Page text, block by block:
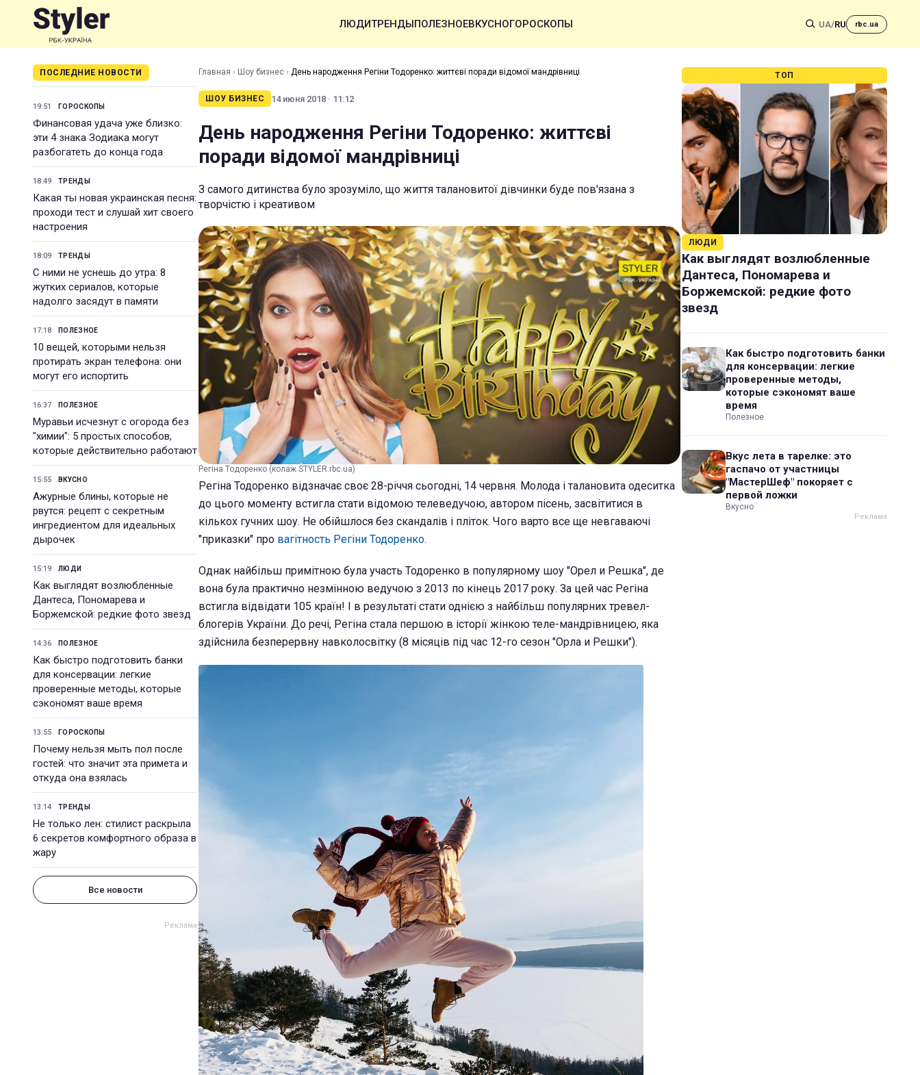
ЛЮДИТРЕНДЫПОЛЕЗНОЕВКУСНОГОРОСКОПЫ UA/RU rbc.ua
ПОСЛЕДНИЕ НОВОСТИ
19:51 ГОРОСКОПЫ
Финансовая удача уже близко:
эти 4 знака Зодиака могут
разбогатеть до конца года
18:49 ТРЕНДЫ
Какая ты новая украинская песня:
проходи тест и слушай хит своего
настроения
18:09 ТРЕНДЫ
С ними не уснешь до утра: 8
жутких сериалов, которые
надолго засядут в памяти
17:18 ПОЛЕЗНОЕ
10 вещей, которыми нельзя
протирать экран телефона: они
могут его испортить
16:37 ПОЛЕЗНОЕ
Муравьи исчезнут с огорода без
"химии": 5 простых способов,
которые действительно работают
15:55 ВКУСНО
Ажурные блины, которые не
рвутся: рецепт с секретным
ингредиентом для идеальных
дырочек
15:19 ЛЮДИ
Как выглядят возлюбленные
Дантеса, Пономарева и
Боржемской: редкие фото звезд
14:36 ПОЛЕЗНОЕ
Как быстро подготовить банки
для консервации: легкие
проверенные методы, которые
сэкономят ваше время
13:55 ГОРОСКОПЫ
Почему нельзя мыть пол после
гостей: что значит эта примета и
откуда она взялась
13:14 ТРЕНДЫ
Не только лен: стилист раскрыла
6 секретов комфортного образа в
жару
Все новости
Главная › Шоу бизнес › День народження Регіни Тодоренко: життєві поради відомої мандрівниці
ШОУ БИЗНЕС 14 июня 2018 · 11:12
День народження Регіни Тодоренко: життєві
поради відомої мандрівниці
З самого дитинства було зрозуміло, що життя талановитої дівчинки буде пов'язана з
творчістю і креативом
Регіна Тодоренко (колаж STYLER.rbc.ua)
Регіна Тодоренко відзначає своє 28-річчя сьогодні, 14 червня. Молода і талановита одеситка
до цього моменту встигла стати відомою телеведучою, автором пісень, засвітитися в
кількох гучних шоу. Не обійшлося без скандалів і пліток. Чого варто все ще невгаваючі
"приказки" про вагітность Регіни Тодоренко.
Однак найбільш примітною була участь Тодоренко в популярному шоу "Орел и Решка", де
вона була практично незмінною ведучою з 2013 по кінець 2017 року. За цей час Регіна
встигла відвідати 105 країн! І в результаті стати однією з найбільш популярних тревел-
блогерів України. До речі, Регіна стала першою в історії жінкою теле-мандрівницею, яка
здійснила безперервну навколосвітку (8 місяців під час 12-го сезон "Орла и Решки").
ТОП
ЛЮДИ
Как выглядят возлюбленные
Дантеса, Пономарева и
Боржемской: редкие фото
звезд
Как быстро подготовить банки
для консервации: легкие
проверенные методы,
которые сэкономят ваше
время
Полезное
Вкус лета в тарелке: это
гаспачо от участницы
"МастерШеф" покоряет с
первой ложки
Вкусно